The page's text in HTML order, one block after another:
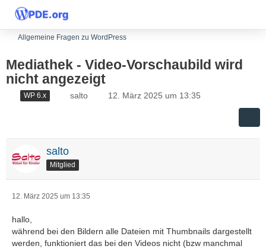
Allgemeine Fragen zu WordPress
Mediathek - Video-Vorschaubild wird
nicht angezeigt
WP 6.x salto 12. März 2025 um 13:35
salto
Mitglied
12. März 2025 um 13:35
hallo,
während bei den Bildern alle Dateien mit Thumbnails dargestellt
werden, funktioniert das bei den Videos nicht (bzw manchmal